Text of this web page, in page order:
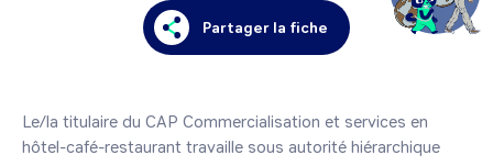
Partager la fiche
Le/la titulaire du CAP Commercialisation et services en
hôtel-café-restaurant travaille sous autorité hiérarchique